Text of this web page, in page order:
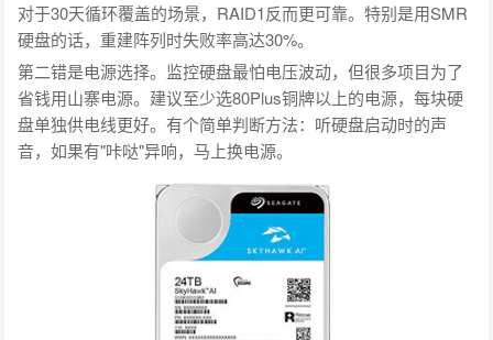
对于30天循环覆盖的场景，RAID1反而更可靠。特别是用SMR
硬盘的话，重建阵列时失败率高达30%。
第二错是电源选择。监控硬盘最怕电压波动，但很多项目为了
省钱用山寨电源。建议至少选80Plus铜牌以上的电源，每块硬
盘单独供电线更好。有个简单判断方法：听硬盘启动时的声
音，如果有"咔哒"异响，马上换电源。